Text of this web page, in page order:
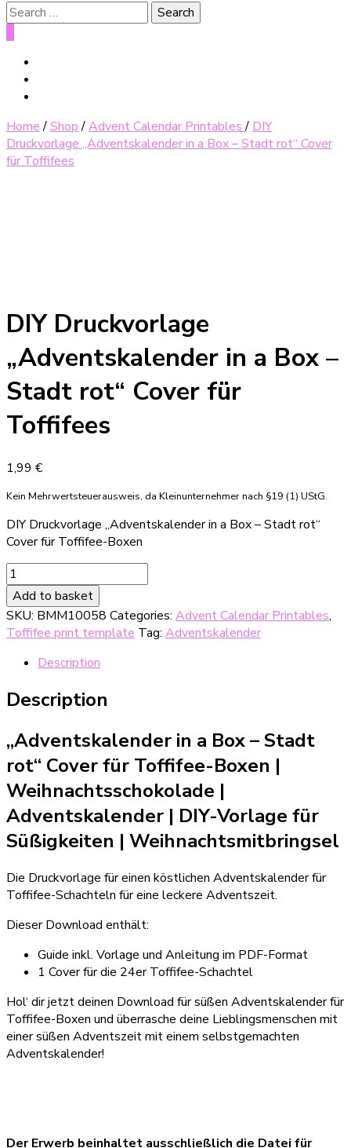
Search
for:
Home /Shop /Advent Calendar Printables/ DIY
Druckvorlage „Adventskalender in a Box – Stadt rot“ Cover
für Toffifees
DIY Druckvorlage
„Adventskalender in a Box –
Stadt rot“ Cover für
Toffifees
1,99 €
Kein Mehrwertsteuerausweis, da Kleinunternehmer nach §19 (1) UStG.
DIY Druckvorlage „Adventskalender in a Box – Stadt rot“
Cover für Toffifee-Boxen
DIY
Druckvorlage
"Adventskalender
in
a
Box
Stadt
rot"
für
Toffifees
Add to basket
SKU: BMM10058 Categories: Advent Calendar Printables,
Toffifee print template Tag: Adventskalender
Description
Description
„Adventskalender in a Box – Stadt
rot“ Cover für Toffifee-Boxen |
Weihnachtsschokolade |
Adventskalender | DIY-Vorlage für
Süßigkeiten | Weihnachtsmitbringsel
Die Druckvorlage für einen köstlichen Adventskalender für
Toffifee-Schachteln für eine leckere Adventszeit.
Dieser Download enthält:
Guide inkl. Vorlage und Anleitung im PDF-Format
1 Cover für die 24er Toffifee-Schachtel
Hol‘ dir jetzt deinen Download für süßen Adventskalender für
Toffifee-Boxen und überrasche deine Lieblingsmenschen mit
einer süßen Adventszeit mit einem selbstgemachten
Adventskalender!
Der Erwerb beinhaltet ausschließlich die Datei für